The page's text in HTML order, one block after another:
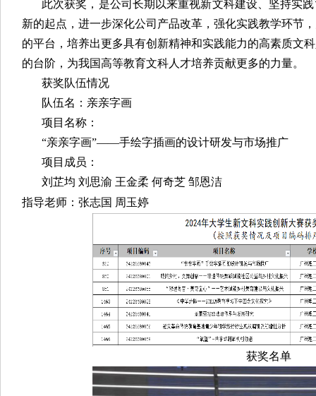
此次获奖，是公司长期以来重视新文科建设、坚持实
新的起点，进一步深化公司产品改革，强化实践教学环节
的平台，培养出更多具有创新精神和实践能力的高素质文
的台阶，为我国高等教育文科人才培养贡献更多的力量。
获奖队伍情况
队伍名：亲亲字画
项目名称：
“亲亲字画”——手绘字插画的设计研发与市场推广
项目成员：
刘芷均 刘思渝 王金柔 何奇芝 邹恩洁
指导老师：张志国 周玉婷
获奖名单